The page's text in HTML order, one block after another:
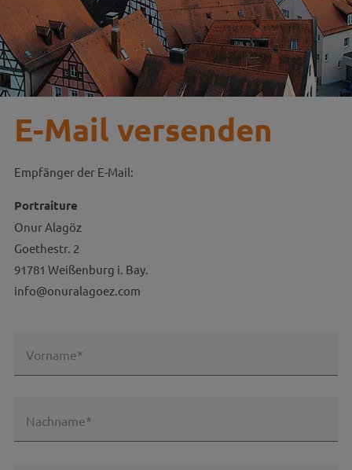
E-Mail versenden
Empfänger der E-Mail:
Portraiture
Onur Alagöz
Goethestr. 2
91781 Weißenburg i. Bay.
info@onuralagoez.com
Vorname*
Nachname*